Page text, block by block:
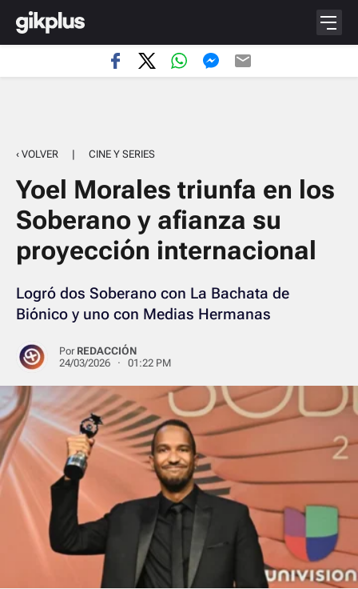
‹ VOLVER | CINE Y SERIES
Yoel Morales triunfa en los
Soberano y afianza su
proyección internacional
Logró dos Soberano con La Bachata de
Biónico y uno con Medias Hermanas
Por REDACCIÓN
24/03/2026 · 01:22 PM